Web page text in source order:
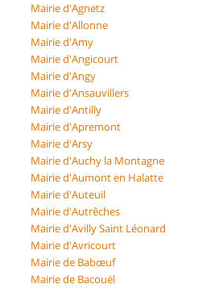
Mairie d'Agnetz
Mairie d'Allonne
Mairie d'Amy
Mairie d'Angicourt
Mairie d'Angy
Mairie d'Ansauvillers
Mairie d'Antilly
Mairie d'Apremont
Mairie d'Arsy
Mairie d'Auchy la Montagne
Mairie d'Aumont en Halatte
Mairie d'Auteuil
Mairie d'Autrêches
Mairie d'Avilly Saint Léonard
Mairie d'Avricourt
Mairie de Babœuf
Mairie de Bacouël